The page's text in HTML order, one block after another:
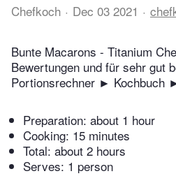
Chefkoch Dec 03 2021
Bunte Macarons - Titanium
Bewertungen und für sehr gut
Portionsrechner ► Kochbuch
Preparation: about 1 hour
Cooking: 15 minutes
Total: about 2 hours
Serves: 1 person